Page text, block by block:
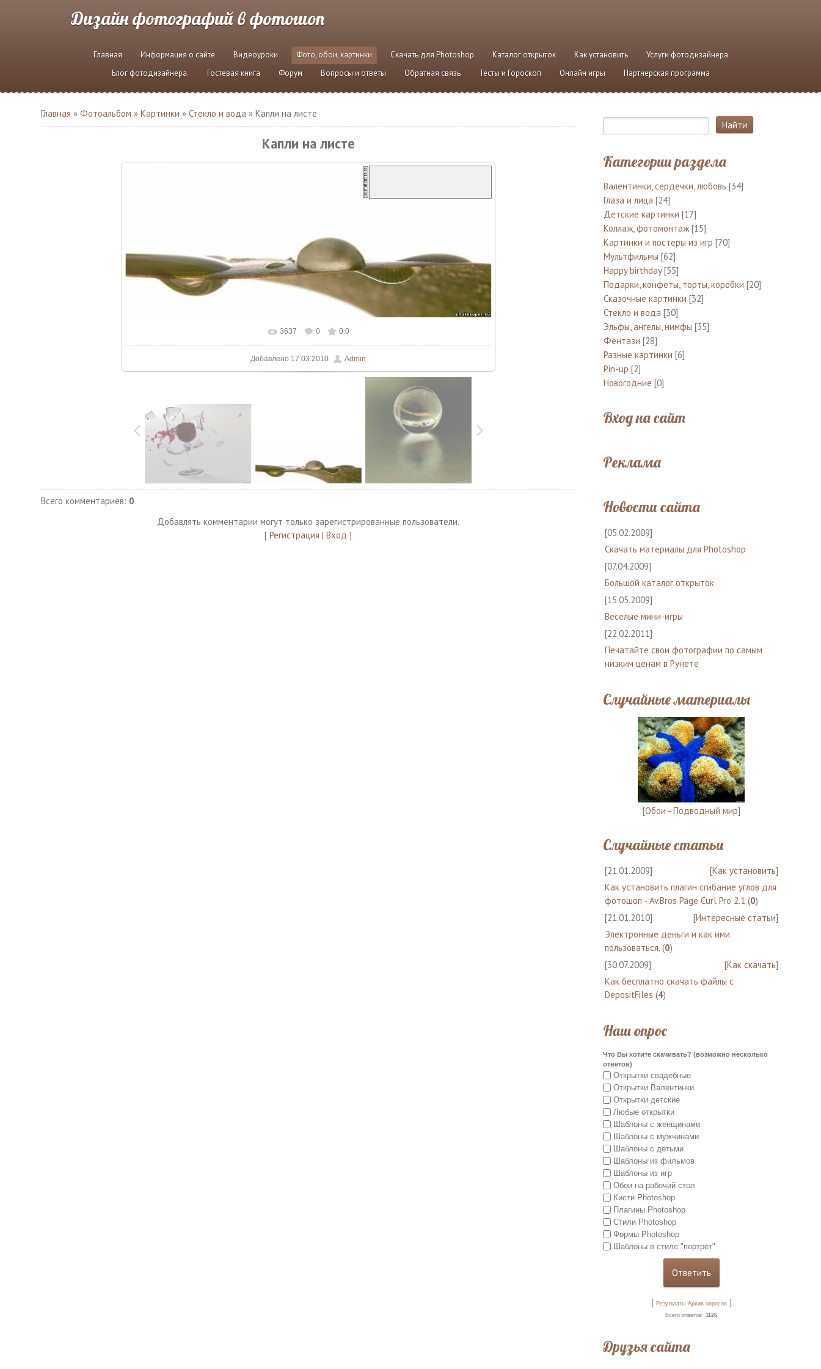
Дизайн фотографий в фотошоп
Главная Информация о сайте Видеоуроки Фото, обои, картинки Скачать для Photoshop Каталог открыток Как установить
Услуги фотодизайнера
Блог фотодизайнера.
Гостевая книга Форум Вопросы и ответы Обратная связь Тесты и Гороскоп Онлайн игры Партнерская программа
Главная »Фотоальбом »Картинки »Стекло и вода » Капли на листе
Капли на листе
В реальном размере 1024x426
3637 0 0.0
Добавлено 17.03.2010 Admin
Всего комментариев: 0
Добавлять комментарии могут только зарегистрированные пользователи.
[ Регистрация | Вход ]
Категории раздела
Валентинки, сердечки, любовь [34]
Глаза и лица [24]
Детские картинки [17]
Коллаж, фотомонтаж [15]
Картинки и постеры из игр [70]
Мультфильмы [62]
Happy birthday [55]
Подарки, конфеты, торты, коробки [20]
Сказочные картинки [32]
Стекло и вода [30]
Эльфы, ангелы, нимфы [35]
Фентази [28]
Разные картинки [6]
Pin-up [2]
Новогодние [0]
Вход на сайт
Реклама
Новости сайта
[05.02.2009]
Скачать материалы для Photoshop
[07.04.2009]
Большой каталог открыток
[15.05.2009]
Веселые мини-игры
[22.02.2011]
Печатайте свои фотографии по самым
низким ценам в Рунете
Случайные материалы
[Обои - Подводный мир]
Случайные статьи
[21.01.2009] [Как установить]
Как установить плагин сгибание углов для
фотошоп - Av.Bros Page Curl Pro 2.1 (0)
[21.01.2010]
[Интересные статьи]
Электронные деньги и как ими
пользоваться. (0)
[30.07.2009]
[Как скачать]
Как бесплатно скачать файлы с
DepositFiles (4)
Наш опрос
Что Вы хотите скачивать? (возможно несколько
ответов)
Открытки свадебные
Открытки Валентинки
Открытки детские
Любые открытки
Шаблоны с женщинами
Шаблоны с мужчинами
Шаблоны с детьми
Шаблоны из фильмов
Шаблоны из игр
Обои на рабочий стол
Кисти Photoshop
Плагины Photoshop
Стили Photoshop
Формы Photoshop
Шаблоны в стиле "портрет"
[ Результаты Архив опросов]
Всего ответов:1126
Друзья сайта